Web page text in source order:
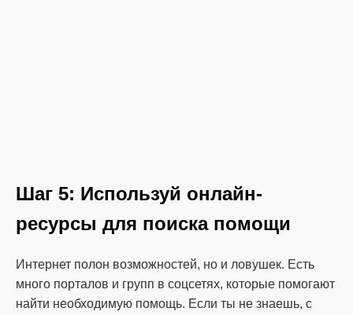
Шаг 5: Используй онлайн-
ресурсы для поиска помощи
Интернет полон возможностей, но и ловушек. Есть
много порталов и групп в соцсетях, которые помогают
найти необходимую помощь. Если ты не знаешь, с